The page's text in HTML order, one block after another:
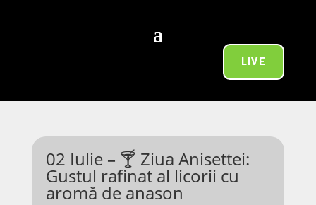
LIVE
02 Iulie – 🍸 Ziua Anisettei:
Gustul rafinat al licorii cu
aromă de anason